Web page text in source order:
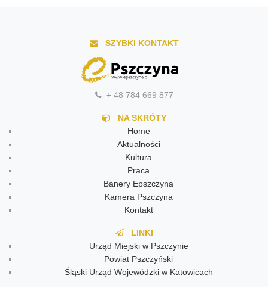
SZYBKI KONTAKT
+ 48 784 669 877
NA SKRÓTY
Home
Aktualności
Kultura
Praca
Banery Epszczyna
Kamera Pszczyna
Kontakt
LINKI
Urząd Miejski w Pszczynie
Powiat Pszczyński
Śląski Urząd Wojewódzki w Katowicach